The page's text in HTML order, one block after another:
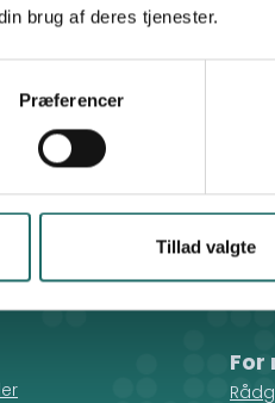
brug af deres tjenester.
Præferencer
Tillad valgte
Community organization and
for underprivileged groups;
and non-discrimination; -
For